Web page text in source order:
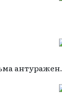
антуражен.